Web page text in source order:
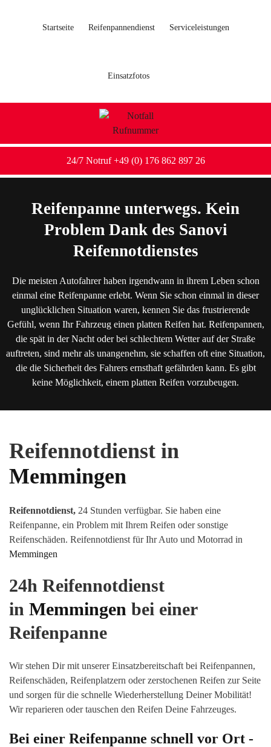
Startseite Reifenpannendienst Serviceleistungen
Einsatzfotos
24/7 Notruf +49 (0) 176 862 897 26
Reifenpanne unterwegs. Kein
Problem Dank des Sanovi
Reifennotdienstes
Die meisten Autofahrer haben irgendwann in ihrem Leben schon
einmal eine Reifenpanne erlebt. Wenn Sie schon einmal in dieser
unglücklichen Situation waren, kennen Sie das frustrierende
Gefühl, wenn Ihr Fahrzeug einen platten Reifen hat. Reifenpannen,
die spät in der Nacht oder bei schlechtem Wetter auf der Straße
auftreten, sind mehr als unangenehm, sie schaffen oft eine Situation,
die die Sicherheit des Fahrers ernsthaft gefährden kann. Es gibt
keine Möglichkeit, einem platten Reifen vorzubeugen.
Reifennotdienst in
Memmingen
Reifennotdienst, 24 Stunden verfügbar. Sie haben eine
Reifenpanne, ein Problem mit Ihrem Reifen oder sonstige
Reifenschäden. Reifennotdienst für Ihr Auto und Motorrad in
Memmingen
24h Reifennotdienst
in Memmingen bei einer
Reifenpanne
Wir stehen Dir mit unserer Einsatzbereitschaft bei Reifenpannen,
Reifenschäden, Reifenplatzern oder zerstochenen Reifen zur Seite
und sorgen für die schnelle Wiederherstellung Deiner Mobilität!
Wir reparieren oder tauschen den Reifen Deine Fahrzeuges.
Bei einer Reifenpanne schnell vor Ort -